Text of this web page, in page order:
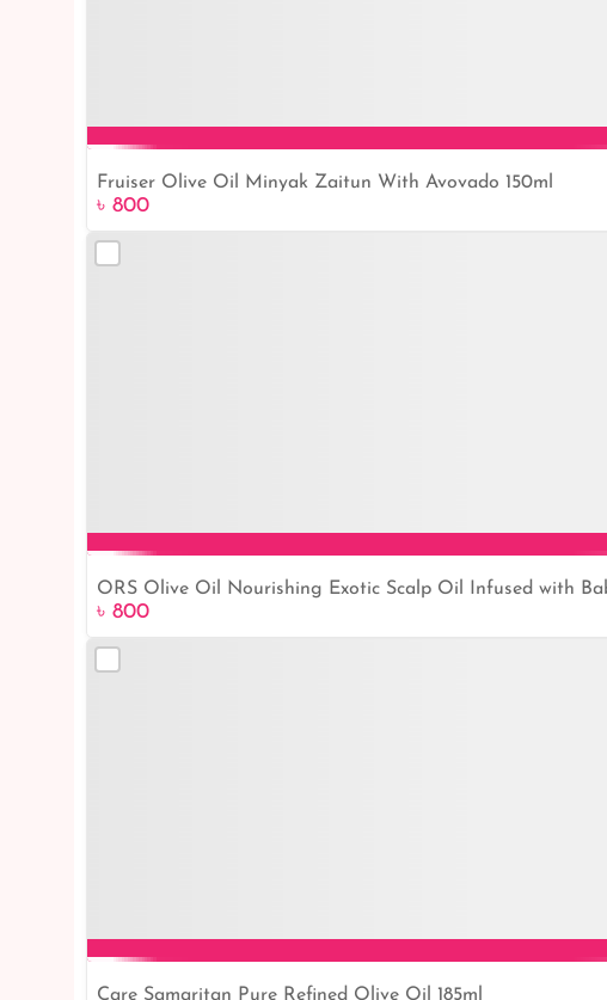
Fruiser Olive Oil Minyak Zaitun With Avovado 150ml
৳ 800
ORS Olive Oil Nourishing Exotic Scalp Oil Infused with
৳ 800
Care Samaritan Pure Refined Olive Oil 185ml